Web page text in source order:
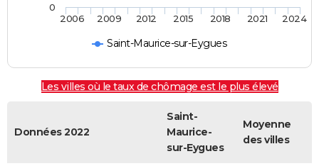
Saint-Maurice-sur-Eygues
2006 2009 2012 2015 2018 2021 2024
0
Les villes où le taux de chômage est le plus élevé
Données 2022
Saint-
Maurice-
sur-Eygues
Moyenne
des villes